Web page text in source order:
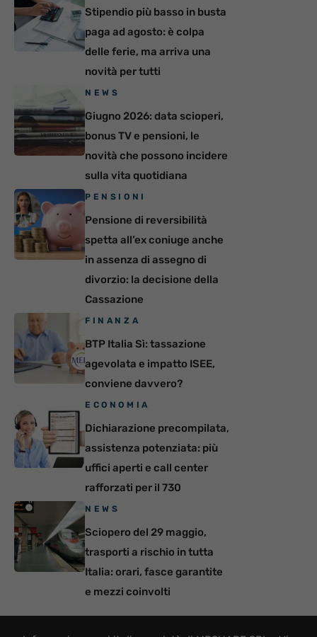
Stipendio più basso in busta
paga ad agosto: è colpa
delle ferie, ma arriva una
novità per tutti
NEWS
Giugno 2026: data scioperi,
bonus TV e pensioni, le
novità che possono incidere
sulla vita quotidiana
PENSIONI
Pensione di reversibilità
spetta all’ex coniuge anche
in assenza di assegno di
divorzio: la decisione della
Cassazione
FINANZA
BTP Italia Sì: tassazione
agevolata e impatto ISEE,
conviene davvero?
ECONOMIA
Dichiarazione precompilata,
assistenza potenziata: più
uffici aperti e call center
rafforzati per il 730
NEWS
Sciopero del 29 maggio,
trasporti a rischio in tutta
Italia: orari, fasce garantite
e mezzi coinvolti